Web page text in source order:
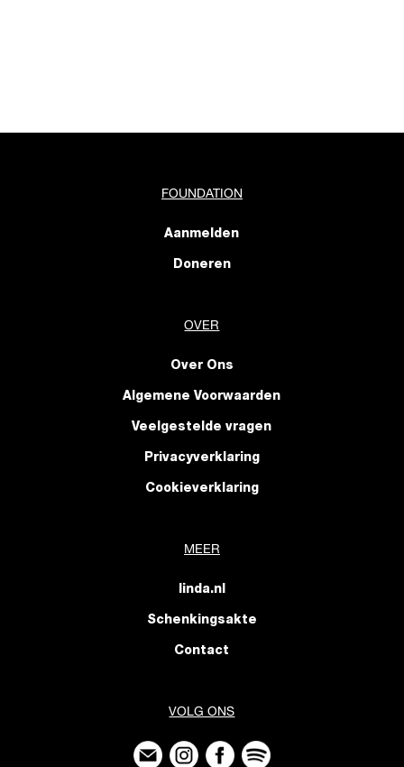
FOUNDATION
Aanmelden
Doneren
OVER
Over Ons
Algemene Voorwaarden
Veelgestelde vragen
Privacyverklaring
Cookieverklaring
MEER
linda.nl
Schenkingsakte
Contact
VOLG ONS